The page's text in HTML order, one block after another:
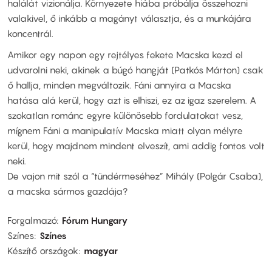
halálát vizionálja. Környezete hiába próbálja összehozni
valakivel, ő inkább a magányt választja, és a munkájára
koncentrál.
Amikor egy napon egy rejtélyes fekete Macska kezd el
udvarolni neki, akinek a búgó hangját (Patkós Márton) csak
ő hallja, minden megváltozik. Fáni annyira a Macska
hatása alá kerül, hogy azt is elhiszi, ez az igaz szerelem. A
szokatlan románc egyre különösebb fordulatokat vesz,
mígnem Fáni a manipulatív Macska miatt olyan mélyre
kerül, hogy majdnem mindent elveszít, ami addig fontos volt
neki.
De vajon mit szól a “tündérmeséhez” Mihály (Polgár Csaba),
a macska sármos gazdája?
Forgalmazó Fórum Hungary
Színes Színes
Készítő országok
magyar